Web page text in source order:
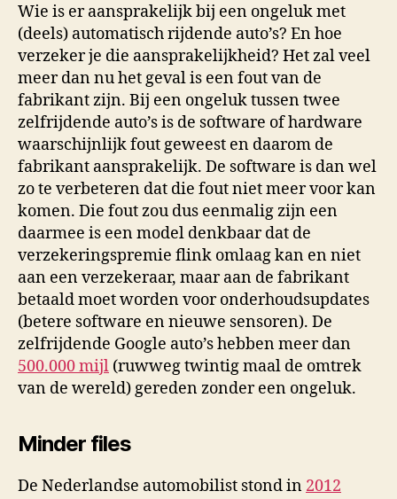
Wie is er aansprakelijk bij een ongeluk met
(deels) automatisch rijdende auto’s? En hoe
verzeker je die aansprakelijkheid? Het zal veel
meer dan nu het geval is een fout van de
fabrikant zijn. Bij een ongeluk tussen twee
zelfrijdende auto’s is de software of hardware
waarschijnlijk fout geweest en daarom de
fabrikant aansprakelijk. De software is dan wel
zo te verbeteren dat die fout niet meer voor kan
komen. Die fout zou dus eenmalig zijn een
daarmee is een model denkbaar dat de
verzekeringspremie flink omlaag kan en niet
aan een verzekeraar, maar aan de fabrikant
betaald moet worden voor onderhoudsupdates
(betere software en nieuwe sensoren). De
zelfrijdende Google auto’s hebben meer dan
500.000 mijl (ruwweg twintig maal de omtrek
van de wereld) gereden zonder een ongeluk.
Minder files
De Nederlandse automobilist stond in 2012